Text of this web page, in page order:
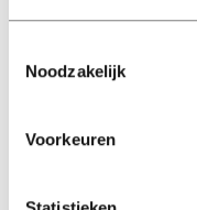
Noodzakelijk
Voorkeuren
‘Misschien is die
een zegen in plaats
voor stabiliteit,
politiek.’